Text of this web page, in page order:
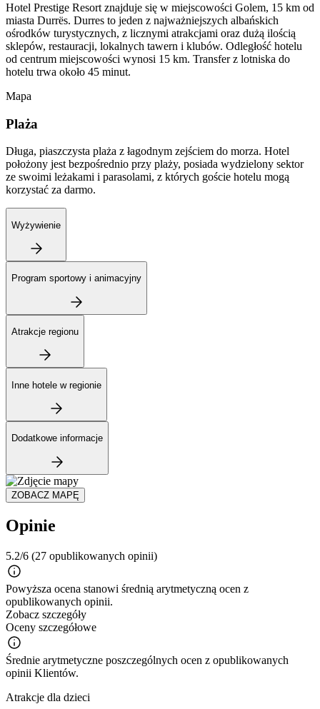
Hotel Prestige Resort znajduje się w miejscowości Golem, 15 km od
miasta Durrës. Durres to jeden z najważniejszych albańskich
ośrodków turystycznych, z licznymi atrakcjami oraz dużą ilością
sklepów, restauracji, lokalnych tawern i klubów. Odległość hotelu
od centrum miejscowości wynosi 15 km. Transfer z lotniska do
hotelu trwa około 45 minut.
Mapa
Plaża
Długa, piaszczysta plaża z łagodnym zejściem do morza. Hotel
położony jest bezpośrednio przy plaży, posiada wydzielony sektor
ze swoimi leżakami i parasolami, z których goście hotelu mogą
korzystać za darmo.
Wyżywienie
Program sportowy i animacyjny
Atrakcje regionu
Inne hotele w regionie
Dodatkowe informacje
ZOBACZ MAPĘ
Opinie
5.2/6 (27 opublikowanych opinii)
Powyższa ocena stanowi średnią arytmetyczną ocen z
opublikowanych opinii.
Zobacz szczegóły
Oceny szczegółowe
Średnie arytmetyczne poszczególnych ocen z opublikowanych
opinii Klientów.
Atrakcje dla dzieci